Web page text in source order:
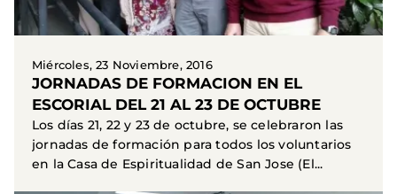
Miércoles, 23 Noviembre, 2016
JORNADAS DE FORMACION EN EL
ESCORIAL DEL 21 AL 23 DE OCTUBRE
Los días 21, 22 y 23 de octubre, se celebraron las
jornadas de formación para todos los voluntarios
en la Casa de Espiritualidad de San Jose (El...